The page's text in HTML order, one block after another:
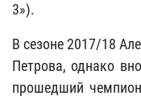
3»).
В сезоне 2017/18
Петрова, однако
прошедший